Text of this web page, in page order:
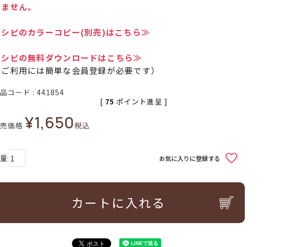
せん。
シピのカラーコピー(別売)はこちら≫
シピの無料ダウンロードはこちら≫
ご利用には簡単な会員登録が必要です）
コード 441854
価格 ¥1,650税込
[ 75 ポイント進呈 ]
お気に入りに登録する
カートに入れる